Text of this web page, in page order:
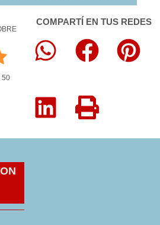
50
COMPARTÍ EN TUS REDES